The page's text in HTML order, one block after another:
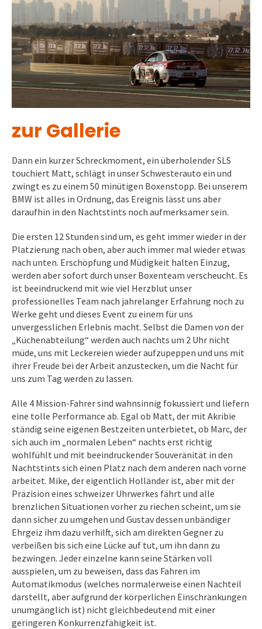
zur Gallerie
Dann ein kurzer Schreckmoment, ein überholender SLS
touchiert Matt, schlägt in unser Schwesterauto ein und
zwingt es zu einem 50 minütigen Boxenstopp. Bei unserem
BMW ist alles in Ordnung, das Ereignis lässt uns aber
daraufhin in den Nachtstints noch aufmerksamer sein.
Die ersten 12 Stunden sind um, es geht immer wieder in der
Platzierung nach oben, aber auch immer mal wieder etwas
nach unten. Erschöpfung und Müdigkeit halten Einzug,
werden aber sofort durch unser Boxenteam verscheucht. Es
ist beeindruckend mit wie viel Herzblut unser
professionelles Team nach jahrelanger Erfahrung noch zu
Werke geht und dieses Event zu einem für uns
unvergesslichen Erlebnis macht. Selbst die Damen von der
„Küchenabteilung“ werden auch nachts um 2 Uhr nicht
müde, uns mit Leckereien wieder aufzupeppen und uns mit
ihrer Freude bei der Arbeit anzustecken, um die Nacht für
uns zum Tag werden zu lassen.
Alle 4 Mission-Fahrer sind wahnsinnig fokussiert und liefern
eine tolle Performance ab. Egal ob Matt, der mit Akribie
ständig seine eigenen Bestzeiten unterbietet, ob Marc, der
sich auch im „normalen Leben“ nachts erst richtig
wohlfühlt und mit beeindruckender Souveränität in den
Nachtstints sich einen Platz nach dem anderen nach vorne
arbeitet. Mike, der eigentlich Holländer ist, aber mit der
Präzision eines schweizer Uhrwerkes fährt und alle
brenzlichen Situationen vorher zu riechen scheint, um sie
dann sicher zu umgehen und Gustav dessen unbändiger
Ehrgeiz ihm dazu verhilft, sich am direkten Gegner zu
verbeißen bis sich eine Lücke auf tut, um ihn dann zu
bezwingen. Jeder einzelne kann seine Stärken voll
ausspielen, um zu beweisen, dass das Fahren im
Automatikmodus (welches normalerweise einen Nachteil
darstellt, aber aufgrund der körperlichen Einschränkungen
unumgänglich ist) nicht gleichbedeutend mit einer
geringeren Konkurrenzfähigkeit ist.